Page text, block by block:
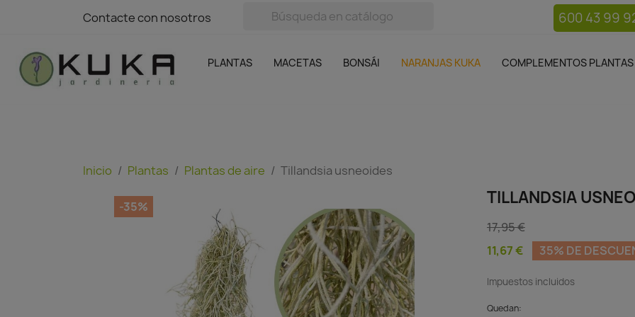
Contacte con nosotros
Contacte con nosotros 600 43 99
PLANTAS MACETAS BONSÁI NARANJAS KUKA COMPLEMENTOS PLANTAS
Complementos plantas
SIN GASTOS DE ENVÍO
Inicio Plantas Plantas de aire Tillandsia usneoides
-35% TILLANDSIA
17,95 €
11,67 €
35% DE
Impuestos incluidos
Quedan: